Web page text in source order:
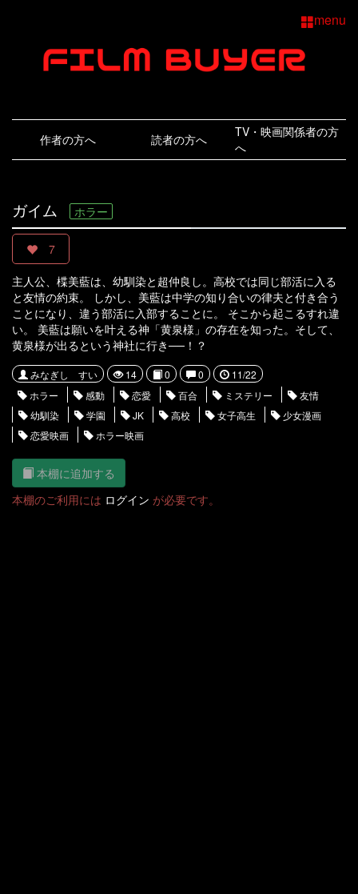
menu
作者の方へ 読者の方へ
TV・映画関係者の方
へ
ガイム ホラー
7
主人公、楪美藍は、幼馴染と超仲良し。高校では同じ部活に入る
と友情の約束。 しかし、美藍は中学の知り合いの律夫と付き合う
ことになり、違う部活に入部することに。 そこから起こるすれ違
い。 美藍は願いを叶える神「黄泉様」の存在を知った。そして、
黄泉様が出るという神社に行き──！？
みなぎし すい 14 0 0
11/22
ホラー
感動 恋愛 百合 ミステリー
友情
幼馴染
学園 JK 高校 女子高生
少女漫画
恋愛映画
ホラー映画
本棚に追加する
本棚のご利用には ログイン が必要です。